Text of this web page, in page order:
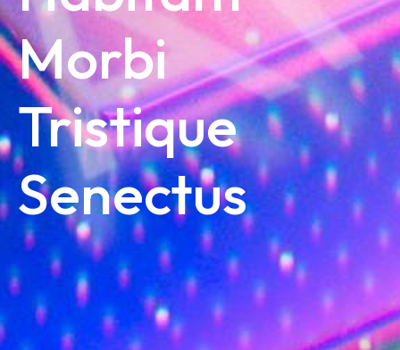
Morbi
Tristique
Senectus